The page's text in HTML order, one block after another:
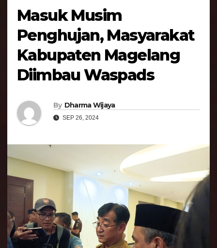
Masuk Musim
Penghujan, Masyarakat
Kabupaten Magelang
Diimbau Waspads
By Dharma Wijaya
SEP 26, 2024